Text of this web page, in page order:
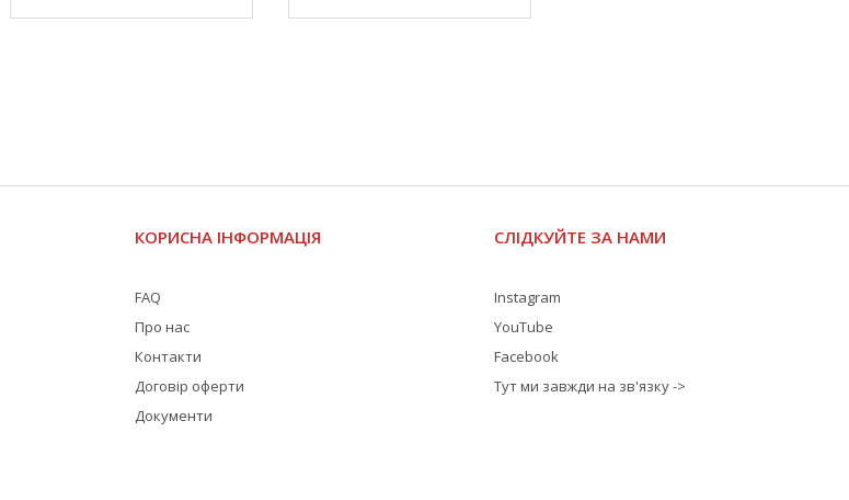
КОРИСНА ІНФОРМАЦІЯ
FAQ
Про нас
Контакти
Договір оферти
Документи
СЛІДКУЙТЕ ЗА НАМИ
Instagram
YouTube
Facebook
Тут ми завжди на зв'язку ->